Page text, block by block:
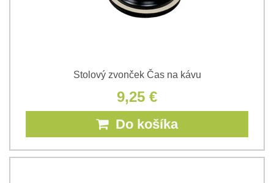
Stolový zvonček Čas na kávu
9,25 €
Do košíka